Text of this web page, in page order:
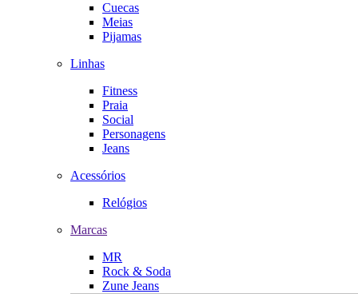
Cuecas
Meias
Pijamas
Linhas
Fitness
Praia
Social
Personagens
Jeans
Acessórios
Relógios
Marcas
MR
Rock & Soda
Zune Jeans